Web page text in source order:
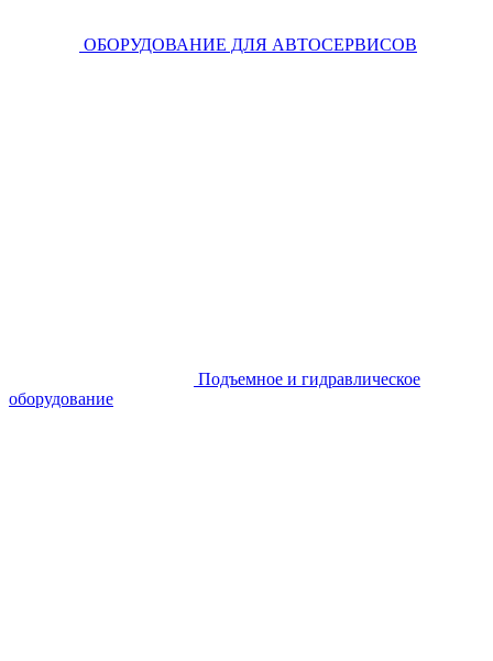
ОБОРУДОВАНИЕ ДЛЯ АВТОСЕРВИСОВ
Подъемное и гидравлическое
оборудование